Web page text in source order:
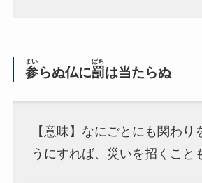
参
まい
らぬ仏に罰
ばち
は当たらぬ
【意味】なにごと にも関わり
うにすれば、災いを招くこと